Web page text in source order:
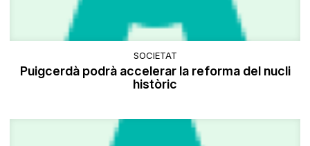
SOCIETAT
Puigcerdà podrà accelerar la reforma del nucli
històric